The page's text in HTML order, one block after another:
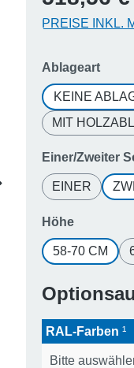
PREISE INKL.
Ablageart
KEINE
MIT
Einer/Zweiter
EINER
Höheauswählen
58-70 CM
RAL-Farben ¹
Bitte